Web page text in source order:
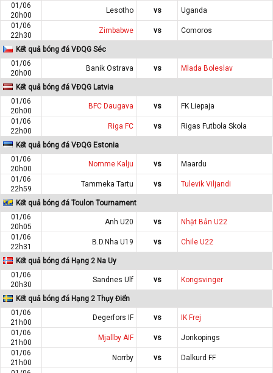
01/06
20h00
Lesotho vs
Uganda
01/06
22h30
Zimbabwe vs Comoros
Kết quả bóng đá VĐQG Séc
01/06
20h00
Banik Ostrava vs Mlada Boleslav
Kết quả bóng đá VĐQG Latvia
01/06
20h00
BFC Daugava vs
FK Liepaja
01/06
22h00
Riga FC vs Rigas Futbola Skola
Kết quả bóng đá VĐQG Estonia
01/06
20h00
Nomme Kalju vs
Maardu
01/06
22h59
Tammeka Tartu vs Tulevik Viljandi
Kết quả bóng đá Toulon Tournament
01/06
20h05
Anh U20 vs
Nhật Bản U22
01/06
22h31
B.D.Nha U19 vs Chile U22
Kết quả bóng đá Hạng 2 Na Uy
01/06
20h30
Sandnes Ulf vs Kongsvinger
Kết quả bóng đá Hạng 2 Thụy Điển
01/06
21h00
Degerfors IF vs
IK Frej
01/06
21h00
Mjallby AIF vs
Jonkopings
01/06
21h00
Norrby vs
Dalkurd FF